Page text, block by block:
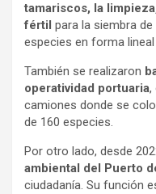
tamariscos, la
fértil para la siembra
especies en forma
También se realizaron
operatividad portuaria,
camiones donde se
de 160 especies.
Por otro lado, desde
ambiental del Puerto
ciudadanía. Su función